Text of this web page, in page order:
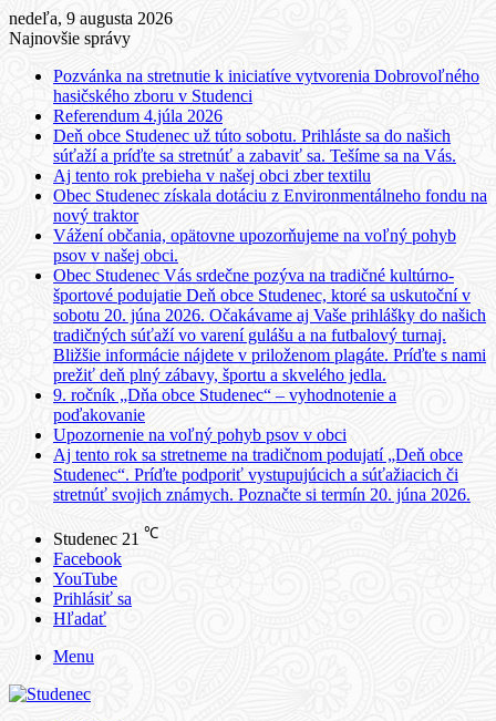
nedeľa, 9 augusta 2026
Najnovšie správy
Pozvánka na stretnutie k iniciatíve vytvorenia Dobrovoľného
hasičského zboru v Studenci
Referendum 4.júla 2026
Deň obce Studenec už túto sobotu. Prihláste sa do našich
súťaží a príďte sa stretnúť a zabaviť sa. Tešíme sa na Vás.
Aj tento rok prebieha v našej obci zber textilu
Obec Studenec získala dotáciu z Environmentálneho fondu na
nový traktor
Vážení občania, opätovne upozorňujeme na voľný pohyb
psov v našej obci.
Obec Studenec Vás srdečne pozýva na tradičné kultúrno-
športové podujatie Deň obce Studenec, ktoré sa uskutoční v
sobotu 20. júna 2026. Očakávame aj Vaše prihlášky do našich
tradičných súťaží vo varení gulášu a na futbalový turnaj.
Bližšie informácie nájdete v priloženom plagáte. Príďte s nami
prežiť deň plný zábavy, športu a skvelého jedla.
9. ročník „Dňa obce Studenec“ – vyhodnotenie a
poďakovanie
Upozornenie na voľný pohyb psov v obci
Aj tento rok sa stretneme na tradičnom podujatí „Deň obce
Studenec“. Príďte podporiť vystupujúcich a súťažiacich či
stretnúť svojich známych. Poznačte si termín 20. júna 2026.
Studenec 21 ℃
Facebook
YouTube
Prihlásiť sa
Hľadať
Menu